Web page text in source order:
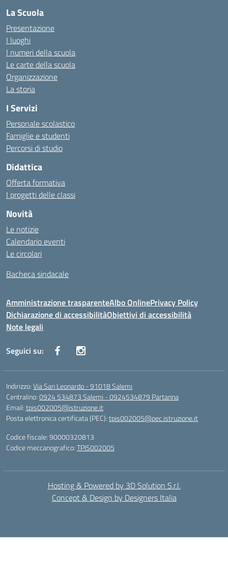
La Scuola
Presentazione
I luoghi
I numeri della scuola
Le carte della scuola
Organizzazione
La storia
I Servizi
Personale scolastico
Famiglie e studenti
Percorsi di studio
Didattica
Offerta formativa
I progetti delle classi
Novità
Le notizie
Calendario eventi
Le circolari
Bacheca sindacale
Amministrazione trasparenteAlbo OnlinePrivacy Policy
Dichiarazione di accessibilitàObiettivi di accessibilità
Note legali
Seguici su:
Indirizzo:Via San Leonardo - 91018 Salemi
Centralino:0924 534873 Salemi - 0924534879 Partanna
Email:tpis002005@istruzione.it
Posta elettronica certificata (PEC):tpis002005@pec.istruzione.it
Codice fiscale: 90000320813
Codice meccanografico:TPIS002005
Hosting & Powered by 3D Solution S.r.l.
Concept & Design by Designers Italia